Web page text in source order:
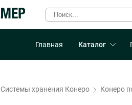
Главная Каталог
Системы хранения Конеро Конеро